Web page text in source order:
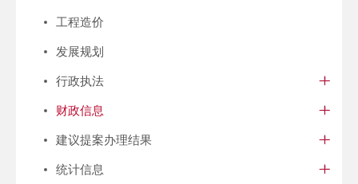
工程造价
发展规划
行政执法
财政信息
建议提案办理结果
统计信息